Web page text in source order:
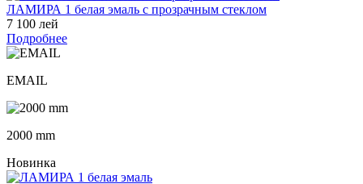
ЛАМИРА 1 белая эмаль с прозрачным стеклом
7 100 лей
Подробнее
EMAIL
2000 mm
Новинка